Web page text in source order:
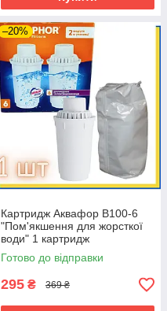
–20%
Картридж Аквафор В100-6
"Пом'якшення для жорсткої
води" 1 картридж
Готово до відправки
295 ₴ 369 ₴